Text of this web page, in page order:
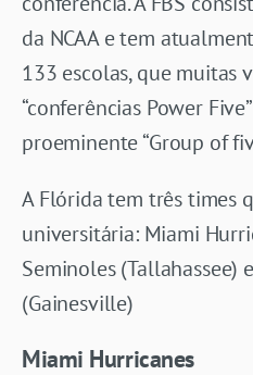
da NCAA e tem
133 escolas, que muitas
“conferências Power
proeminente “Group of
A Flórida tem três times
universitária: Miami
Seminoles (Tallahassee)
(Gainesville)
Miami Hurricanes